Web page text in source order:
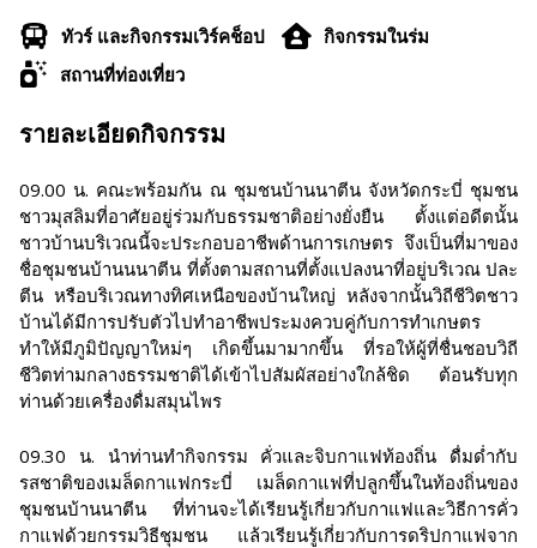
ทัวร์ และกิจกรรมเวิร์คช็อป
กิจกรรมในร่ม
สถานที่ท่องเที่ยว
รายละเอียดกิจกรรม
09.00 น. คณะพร้อมกัน ณ ชุมชนบ้านนาตีน จังหวัดกระบี่ ชุมชน
ชาวมุสลิมที่อาศัยอยู่ร่วมกับธรรมชาติอย่างยั่งยืน ตั้งแต่อดีตนั้น
ชาวบ้านบริเวณนี้จะประกอบอาชีพด้านการเกษตร จึงเป็นที่มาของ
ชื่อชุมชนบ้านนนาตีน ที่ตั้งตามสถานที่ตั้งแปลงนาที่อยู่บริเวณ ปละ
ตีน หรือบริเวณทางทิศเหนือของบ้านใหญ่ หลังจากนั้นวิถีชีวิตชาว
บ้านได้มีการปรับตัวไปทำอาชีพประมงควบคู่กับการทำเกษตร
ทำให้มีภูมิปัญญาใหม่ๆ เกิดขึ้นมามากขึ้น ที่รอให้ผู้ที่ชื่นชอบวิถี
ชีวิตท่ามกลางธรรมชาติได้เข้าไปสัมผัสอย่างใกล้ชิด ต้อนรับทุก
ท่านด้วยเครื่องดื่มสมุนไพร
09.30 น. นำท่านทำกิจกรรม คั่วและจิบกาแฟท้องถิ่น ดื่มด่ำกับ
รสชาติของเมล็ดกาแฟกระบี่ เมล็ดกาแฟที่ปลูกขึ้นในท้องถิ่นของ
ชุมชนบ้านนาตีน ที่ท่านจะได้เรียนรู้เกี่ยวกับกาแฟและวิธีการคั่ว
กาแฟด้วยกรรมวิธีชุมชน แล้วเรียนรู้เกี่ยวกับการดริปกาแฟจาก